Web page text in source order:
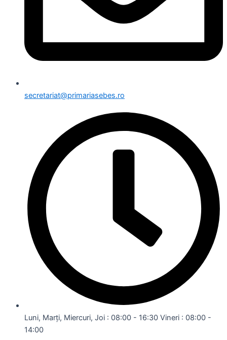
secretariat@primariasebes.ro
Luni, Marți, Miercuri, Joi : 08:00 - 16:30 Vineri : 08:00 -
14:00